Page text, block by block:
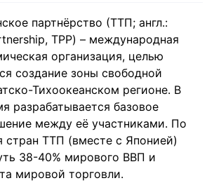
партнёрство (ТТП; англ.:
TPP) – международная
организация, целью
создание зоны свободной
Тихоокеанском регионе. В
разрабатывается базовое
между её участниками. По
стран ТТП (вместе с Японией)
38-40% мирового ВВП и
мировой торговли.